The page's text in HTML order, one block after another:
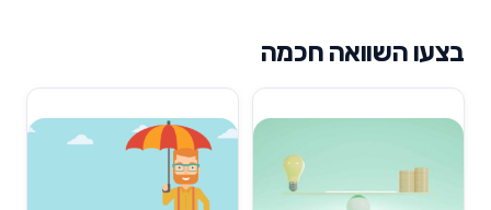
בצעו השוואה חכמה